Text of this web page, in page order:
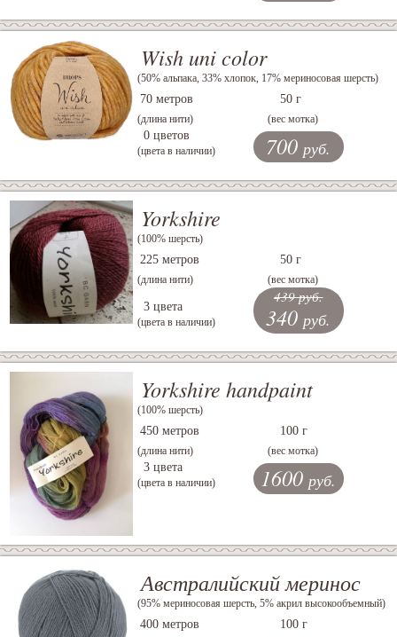
Wish uni color
(50% альпака, 33% хлопок, 17% мериносовая шерсть)
70 метров
(длина нити)
50 г
(вес мотка)
0 цветов
(цвета в наличии) 700 руб.
Yorkshire
(100% шерсть)
225 метров
(длина нити)
50 г
(вес мотка)
3 цвета
(цвета в наличии)
439 руб.
340 руб.
Yorkshire handpaint
(100% шерсть)
450 метров
(длина нити)
100 г
(вес мотка)
3 цвета
(цвета в наличии) 1600 руб.
Австралийский меринос
(95% мериносовая шерсть, 5% акрил высокообъемный)
400 метров 100 г